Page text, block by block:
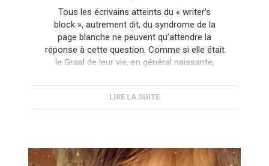
Tous les écrivains atteints du « writer’s
block », autrement dit, du syndrome de la
page blanche ne peuvent qu’attendre la
réponse à cette question. Comme si elle était
le Graal de leur vie, en général naissante,
la route, c’est loin d’être commode. Et […]
LIRE LA SUITE